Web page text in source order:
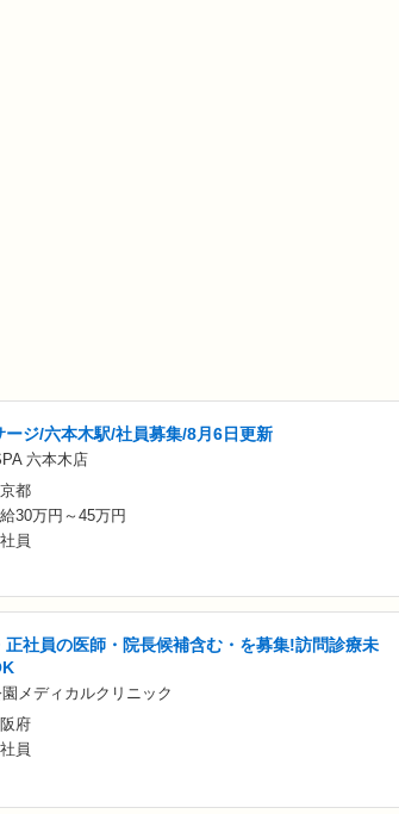
ージ/六本木駅/社員募集/8月6日更新
六本木店
都
30万円～45万円
員
正社員の医師・院長候補含む・を募集!訪問診療未
メディカルクリニック
府
員